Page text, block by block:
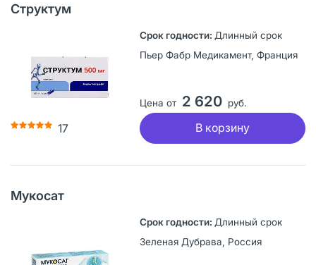
Структум
17
Длинный срок
Пьер Фабр Медикамент, Франция
Цена от 2 620 руб.
В корзину
Мукосат
Длинный срок
Зеленая Дубрава, Россия